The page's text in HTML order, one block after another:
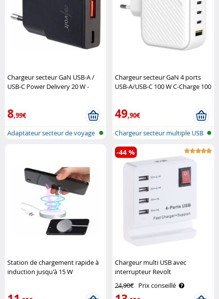
Chargeur secteur GaN USB-A /
USB-C Power Delivery 20 W -
8,99€
Adaptateur secteur de voyage
Chargeur secteur GaN 4 ports
USB-A/USB-C 100 W C-Charge 100
49,90€
Chargeur secteur multiple USB
A & C
Station de chargement rapide à
induction jusqu'à 15 W
Chargeur multi USB avec
interrupteur Revolt
24,90€ Prix conseillé
-44 %